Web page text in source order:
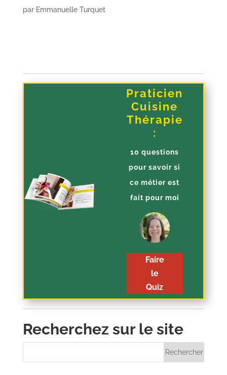
par Emmanuelle Turquet
Praticien
Cuisine
Thérapie
:
10 questions
pour savoir si
ce métier est
fait pour moi
Faire
le
Quiz
Recherchez sur le site